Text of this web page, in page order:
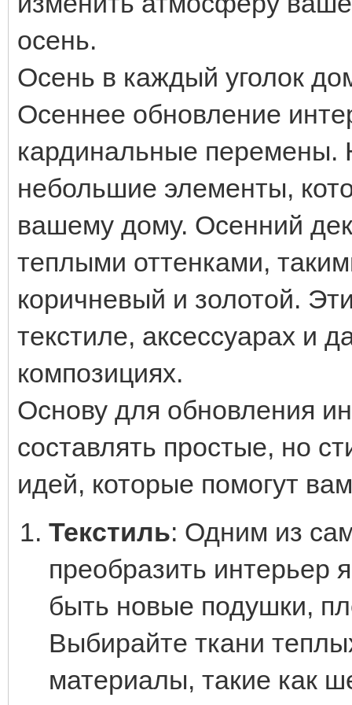
осень.
Осень в каждый уголок
Осеннее обновление
кардинальные перемены.
небольшие элементы,
вашему дому. Осенний
теплыми оттенками,
коричневый и золотой.
текстиле, аксессуарах и
композициях.
Основу для обновления
составлять простые, но
идей, которые помогут
Текстиль: Одним из
преобразить интерьер
быть новые подушки,
Выбирайте ткани
материалы, такие как